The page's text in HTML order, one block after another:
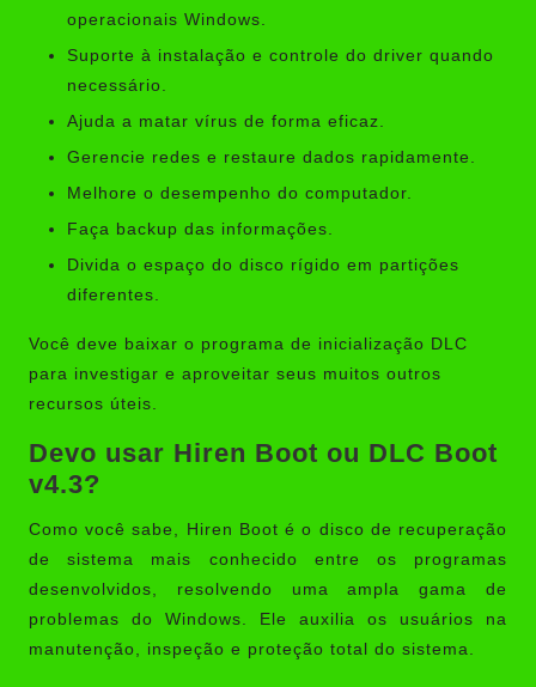
operacionais Windows.
Suporte à instalação e controle do driver quando
necessário.
Ajuda a matar vírus de forma eficaz.
Gerencie redes e restaure dados rapidamente.
Melhore o desempenho do computador.
Faça backup das informações.
Divida o espaço do disco rígido em partições
diferentes.
Você deve baixar o programa de inicialização DLC
para investigar e aproveitar seus muitos outros
recursos úteis.
Devo usar Hiren Boot ou DLC Boot
v4.3?
Como você sabe, Hiren Boot é o disco de recuperação
de sistema mais conhecido entre os programas
desenvolvidos, resolvendo uma ampla gama de
problemas do Windows. Ele auxilia os usuários na
manutenção, inspeção e proteção total do sistema.